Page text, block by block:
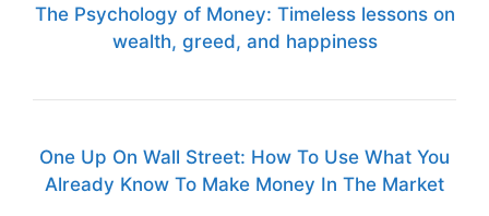
The Psychology of Money: Timeless lessons on
wealth, greed, and happiness
One Up On Wall Street: How To Use What You
Already Know To Make Money In The Market